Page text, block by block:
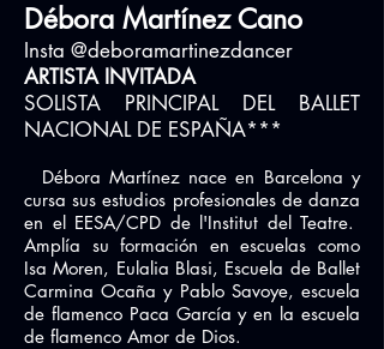
Débora Martínez Cano
Insta @deboramartinezdancer
ARTISTA INVITADA
SOLISTA PRINCIPAL DEL BALLET
NACIONAL DE ESPAÑA***
Débora Martínez nace en Barcelona y
cursa sus estudios profesionales de danza
en el EESA/CPD de l'Institut del Teatre.
Amplía su formación en escuelas como
Isa Moren, Eulalia Blasi, Escuela de Ballet
Carmina Ocaña y Pablo Savoye, escuela
de flamenco Paca García y en la escuela
de flamenco Amor de Dios.